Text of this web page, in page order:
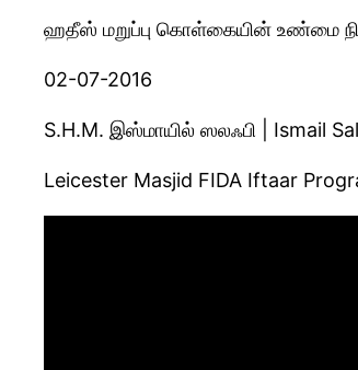
ஹதீஸ் மறுப்பு கொள்கையின் உண்மை
02-07-2016
S.H.M. இஸ்மாயில் ஸலஃபி | Ismail
Leicester Masjid FIDA Iftaar